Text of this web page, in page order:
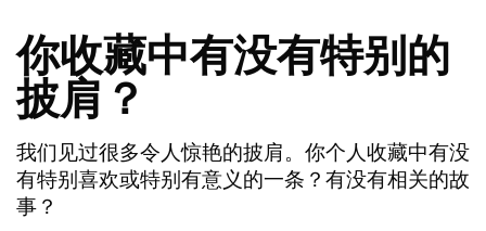
你收藏中有没有特别的
披肩？
我们见过很多令人惊艳的披肩。你个人收藏中有没
有特别喜欢或特别有意义的一条？有没有相关的故
事？